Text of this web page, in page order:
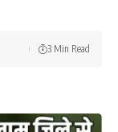
3 Min Read